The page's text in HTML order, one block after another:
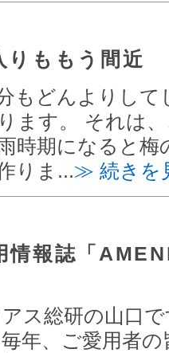
りももう間近
もどんよりして
ます。 それは
時期になると
りま...≫ 続きを
情報誌「
ス総研の山口
年、ご愛用者